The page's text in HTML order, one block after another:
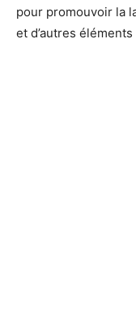
pour promouvoir la
et d’autres